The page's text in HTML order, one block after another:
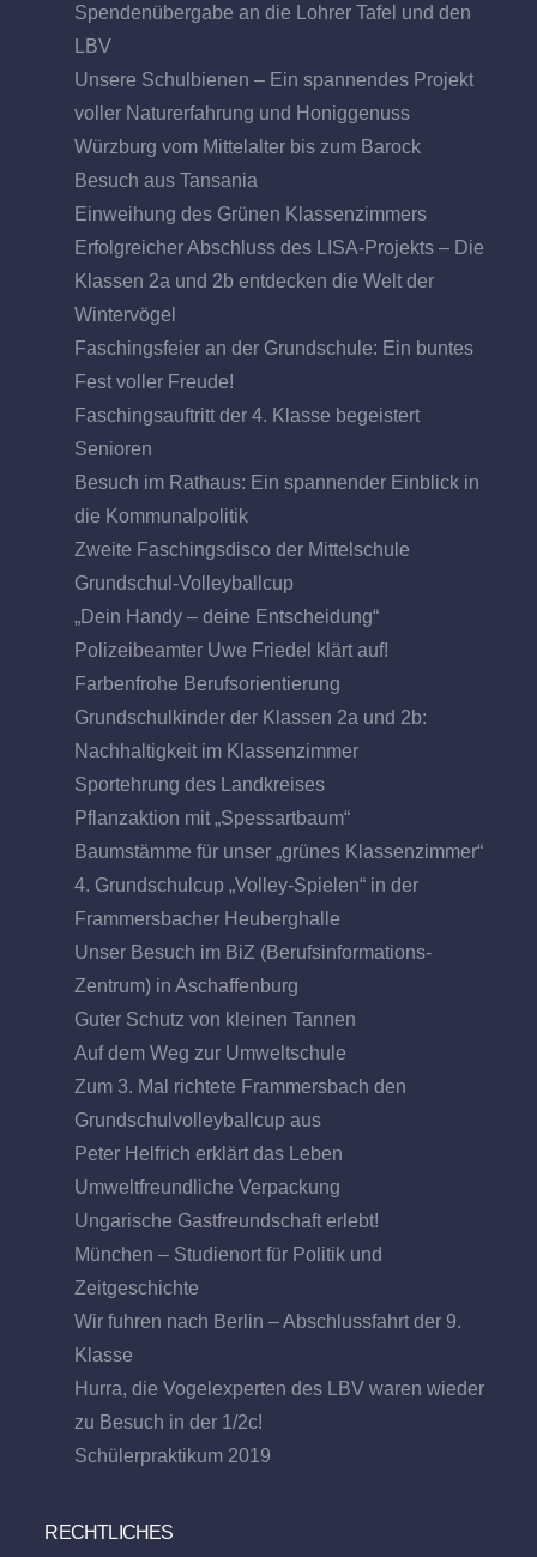
Spendenübergabe an die Lohrer Tafel und den
LBV
Unsere Schulbienen – Ein spannendes Projekt
voller Naturerfahrung und Honiggenuss
Würzburg vom Mittelalter bis zum Barock
Besuch aus Tansania
Einweihung des Grünen Klassenzimmers
Erfolgreicher Abschluss des LISA-Projekts – Die
Klassen 2a und 2b entdecken die Welt der
Wintervögel
Faschingsfeier an der Grundschule: Ein buntes
Fest voller Freude!
Faschingsauftritt der 4. Klasse begeistert
Senioren
Besuch im Rathaus: Ein spannender Einblick in
die Kommunalpolitik
Zweite Faschingsdisco der Mittelschule
Grundschul-Volleyballcup
„Dein Handy – deine Entscheidung“
Polizeibeamter Uwe Friedel klärt auf!
Farbenfrohe Berufsorientierung
Grundschulkinder der Klassen 2a und 2b:
Nachhaltigkeit im Klassenzimmer
Sportehrung des Landkreises
Pflanzaktion mit „Spessartbaum“
Baumstämme für unser „grünes Klassenzimmer“
4. Grundschulcup „Volley-Spielen“ in der
Frammersbacher Heuberghalle
Unser Besuch im BiZ (Berufsinformations-
Zentrum) in Aschaffenburg
Guter Schutz von kleinen Tannen
Auf dem Weg zur Umweltschule
Zum 3. Mal richtete Frammersbach den
Grundschulvolleyballcup aus
Peter Helfrich erklärt das Leben
Umweltfreundliche Verpackung
Ungarische Gastfreundschaft erlebt!
München – Studienort für Politik und
Zeitgeschichte
Wir fuhren nach Berlin – Abschlussfahrt der 9.
Klasse
Hurra, die Vogelexperten des LBV waren wieder
zu Besuch in der 1/2c!
Schülerpraktikum 2019
RECHTLICHES